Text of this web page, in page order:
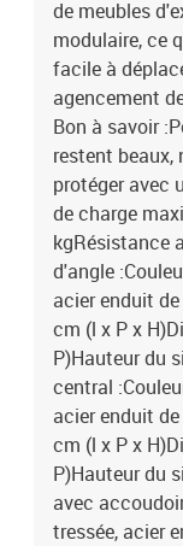
de meubles
modulaire, ce
facile à
agencement
Bon à savoir
restent beaux,
protéger avec
de charge
kgRésistance
d'angle
acier enduit
cm (l x P x
P)Hauteur du
central
acier enduit
cm (l x P x
P)Hauteur du
avec
tressée, acier